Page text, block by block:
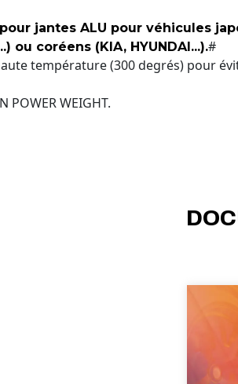
jantes ALU pour véhicules
ou coréens (KIA, HYUNDAI...).#
température (300 degrés) pour
WEIGHT.